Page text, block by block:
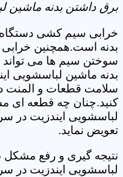
برق داشتن بدنه ماشین
خرابی سیم کشی دستگاه
بدنه است.همچنین
سوختن سیم ها می تواند
بدنه ماشین لباسشویی
سلامت قطعات و المنت
کنید.چنان چه قطعه ای
لباسشویی ایندزیت در
تعویض نماید.
نتیجه گیری و رفع مشکل
لباسشویی ایندزیت در